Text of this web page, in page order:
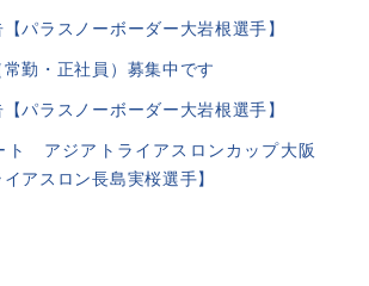
パラスノーボーダー大岩根選手】
勤・正社員）募集中です
パラスノーボーダー大岩根選手】
ト アジアトライアスロンカップ大阪
アスロン長島実桜選手】